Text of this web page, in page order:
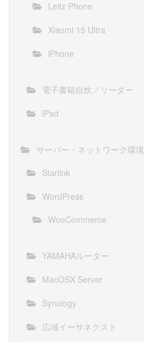
Leitz Phone
Xiaomi 15 Ultra
iPhone
電子書籍自炊／リーダー
iPad
サーバー・ネットワーク環境
Starlink
WordPress
WooCommerce
YAMAHAルーター
MacOSX Server
Synology
広域イーサネクスト